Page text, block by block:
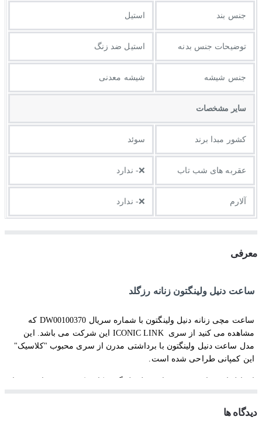
جنس بند استیل
توضيحات جنس بدنه استیل ضد زنگ
جنس شیشه شیشه معدنی
ساير مشخصات
کشور مبدا برند سوئد
عقربه های شب تاب ❌- ندارد
آلارم ❌- ندارد
معرفی
ساعت دنیل ولینگتون زنانه رزگلد
ساعت مچی زنانه دنیل ولینگتون با شماره سریال DW00100370 که
مشاهده می کنید از سری ICONIC LINK این شرکت می باشد. این
مدل ساعت دنیل ولینگتون با برداشتی مدرن از سری محبوب "کلاسیک"
این کمپانی طراحی شده است.
بادوام نیز قابل استفاده است.
دیدگاه ها